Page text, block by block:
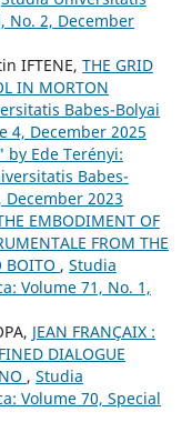
No. 2, December
IFTENE, THE GRID
IN MORTON
Babes-Bolyai
4, December 2025
by Ede Terényi:
Babes-
December 2023
EMBODIMENT OF
FROM THE
BOITO , Studia
Volume 71, No. 1,
JEAN FRANÇAIX :
DIALOGUE
, Studia
Volume 70, Special